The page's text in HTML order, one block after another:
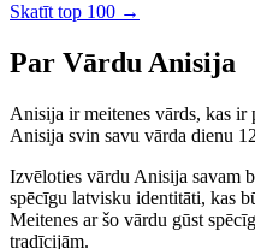
Skatīt top 100 →
Par Vārdu Anisija
Anisija irmeitenes vārds, kas ir
Anisija svin savu vārda dienu
Izvēloties vārdu Anisija savam
spēcīgu latvisku identitāti, kas
Meitenes ar šo vārdu gūst
tradīcijām.